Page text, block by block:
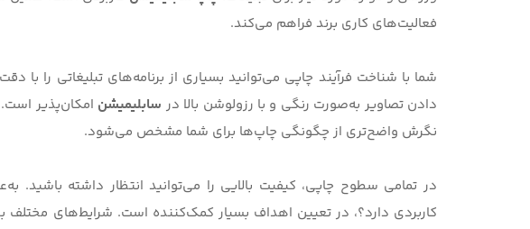
فعالیت‌های کاری برند فراهم می‌کند.
شما با شناخت فرآیند چاپی می‌توانید بسیاری از برنامه‌های تبلیغاتی را با
دادن تصاویر به‌صورت رنگی و با رزولوشن بالا در سابلیمیشن امکان‌پذیر است.
نگرش واضح‌تری از چگونگی چاپ‌ها برای شما مشخص می‌شود.
در تمامی سطوح چاپی، کیفیت بالایی را می‌توانید انتظار داشته باشید.
کاربردی دارد؟، در تعیین اهداف بسیار کمک‌کننده است. شرایط‌های مختلف